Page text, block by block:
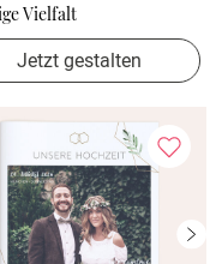
Vielfalt
Jetzt gestalten